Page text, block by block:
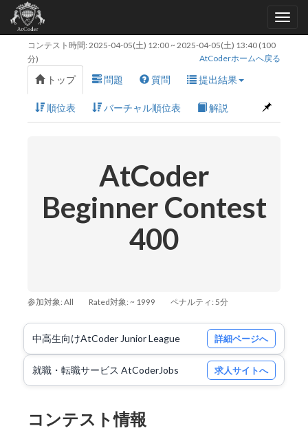
コンテスト時間: 2025-04-05(土) 12:00~ 2025-04-05(土) 13:40 (100
分)
AtCoderホームへ戻る
トップ 問題 質問 提出結果
順位表 バーチャル順位表 解説
AtCoder
Beginner Contest
400
参加対象: All Rated対象: ~ 1999 ペナルティ: 5分
中高生向けAtCoder Junior League 詳細ページへ
就職・転職サービス AtCoderJobs 求人サイトへ
コンテスト情報